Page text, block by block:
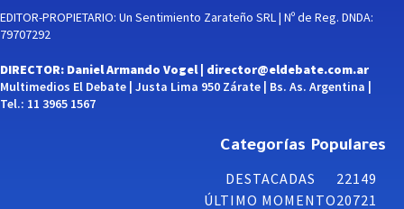
EDITOR-PROPIETARIO: Un Sentimiento Zarateño SRL | Nº de Reg. DNDA:
79707292
DIRECTOR: Daniel Armando Vogel | director@eldebate.com.ar
Multimedios El Debate | Justa Lima 950 Zárate | Bs. As. Argentina |
Tel.: 11 3965 1567
Categorías Populares
DESTACADAS
22149
ÚLTIMO MOMENTO20721